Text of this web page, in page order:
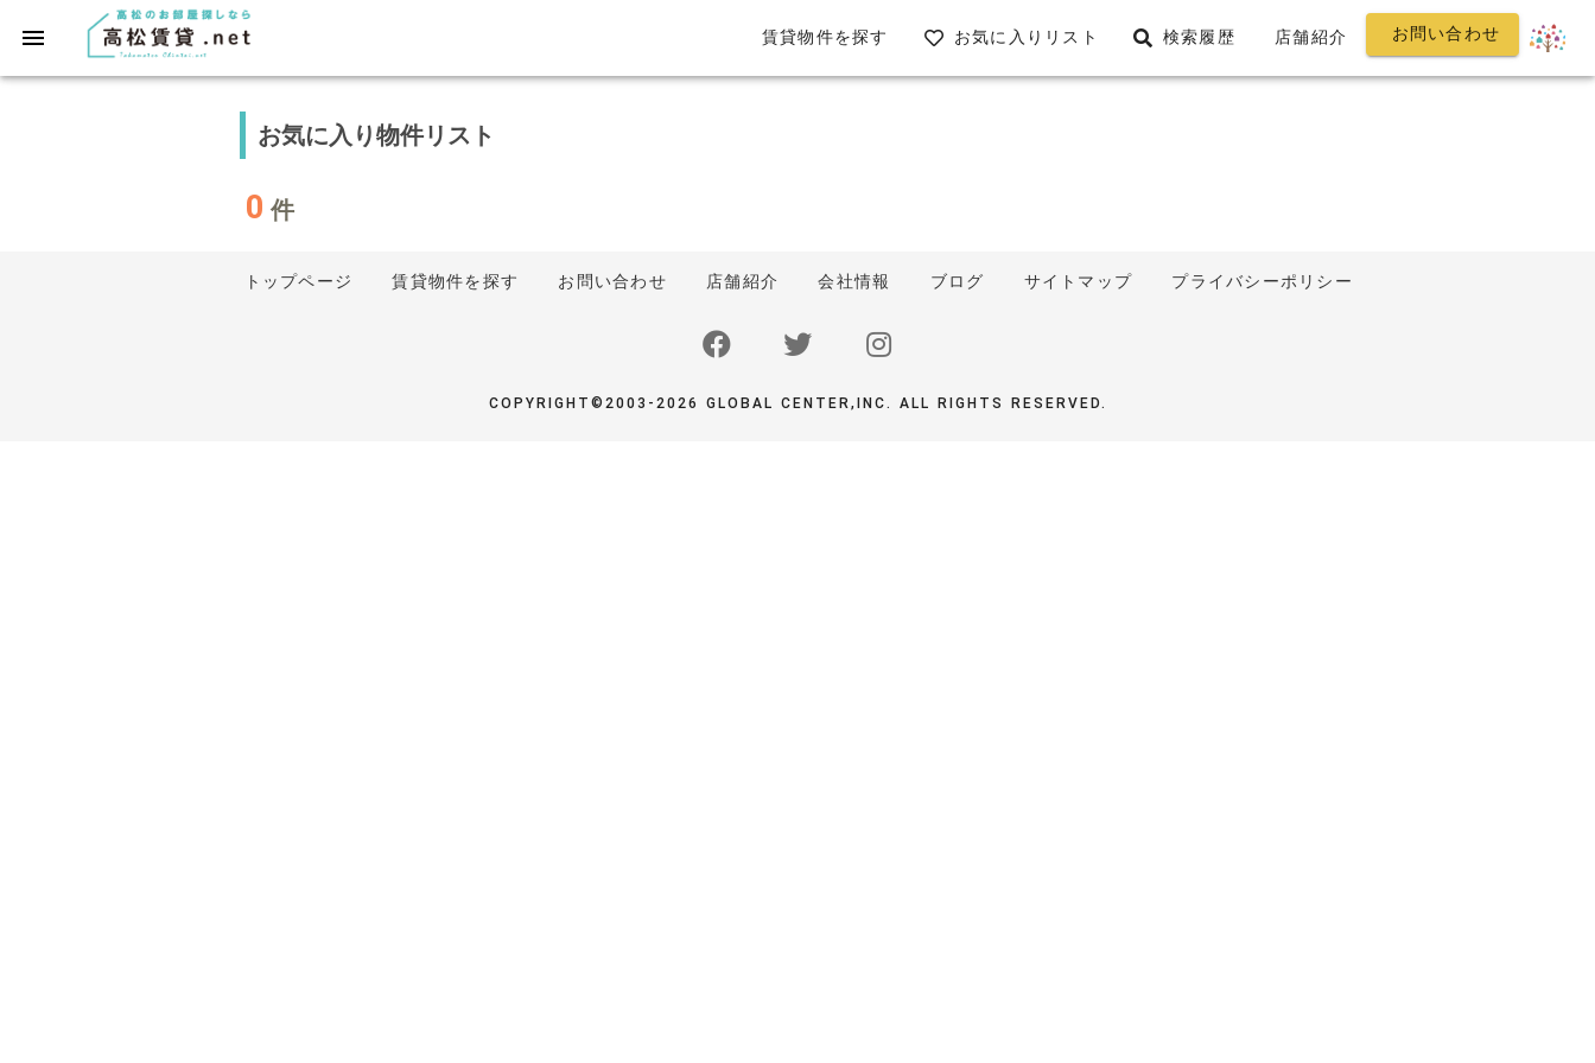
賃貸物件を探す お気に入りリスト 検索履歴 店舗紹介 お問い合わせ
お気に入り物件リスト
0 件
トップページ 賃貸物件を探す お問い合わせ 店舗紹介 会社情報 ブログ サイトマップ プライバシーポリシー
COPYRIGHT©2003-2026 GLOBAL CENTER,INC. ALL RIGHTS RESERVED.